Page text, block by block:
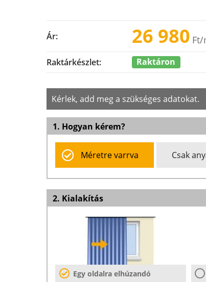
Ár: 26 980 Ft/
Raktárkészlet: Raktáron
Kérlek, add meg a szükséges adatokat.
1. Hogyan kérem?
Méretre varrva Csak
2. Kialakítás
Egy oldalra elhúzandó